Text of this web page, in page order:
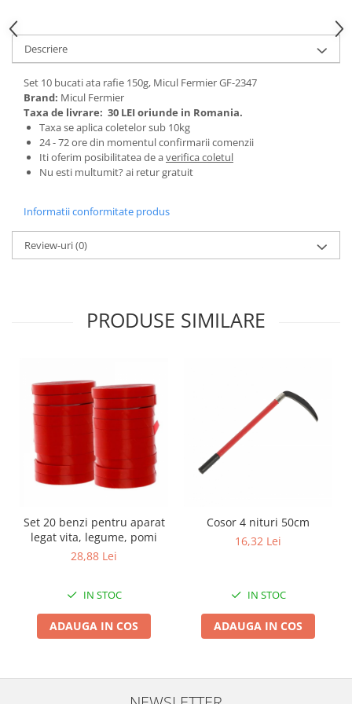
Zootehnie
Incubatoare, oparitoare si
deplumatoare
Echipamente pentru animale
Aparate de tuns animale
Piese si accesorii aparate de tuns
animale
Tarcuri animale
Masini batut stalpi si accesorii
Roabe & accesorii
Casute gradina si cutii depozitare
Teascuri
Zdrobitoare electrice
Zdrobitoare electrice & manuale
Zdrobitoare manuale
Masini de cusut si accesorii
Sere si solarii
Suflante si aspiratoare exterior
Unelte manuale de gradina -
Stropitori
Folie si plase pt plante
Descriere
Set 10 bucati ata rafie 150g, Micul Fermier GF-2347
Brand: Micul Fermier
Taxa de livrare: 30 LEI oriunde in Romania.
Taxa se aplica coletelor sub 10kg
24 - 72 ore din momentul confirmarii comenzii
Iti oferim posibilitatea de averifica coletul
Nu esti multumit? ai retur gratuit
Informatii conformitate produs
Review-uri(0)
PRODUSE SIMILARE
Set 20 benzi pentru aparat
legat vita, legume, pomi
28,88 Lei
IN STOC
ADAUGA IN COS
Cosor 4 nituri 50cm
16,32 Lei
IN STOC
ADAUGA IN COS